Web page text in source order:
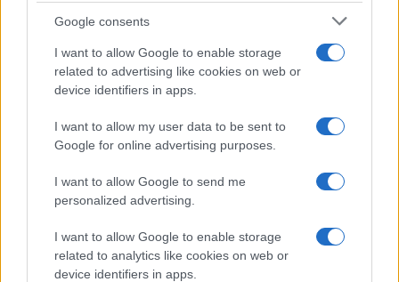
Google consents
I want to allow Google to enable storage
related to advertising like cookies on web or
device identifiers in apps.
I want to allow my user data to be sent to
Google for online advertising purposes.
I want to allow Google to send me
personalized advertising.
I want to allow Google to enable storage
related to analytics like cookies on web or
device identifiers in apps.
Brent chute de 8,3 % : le pétrole en net repli malgré un or
résilient
Juliette Bernard · 6 Août 2026
NEWS